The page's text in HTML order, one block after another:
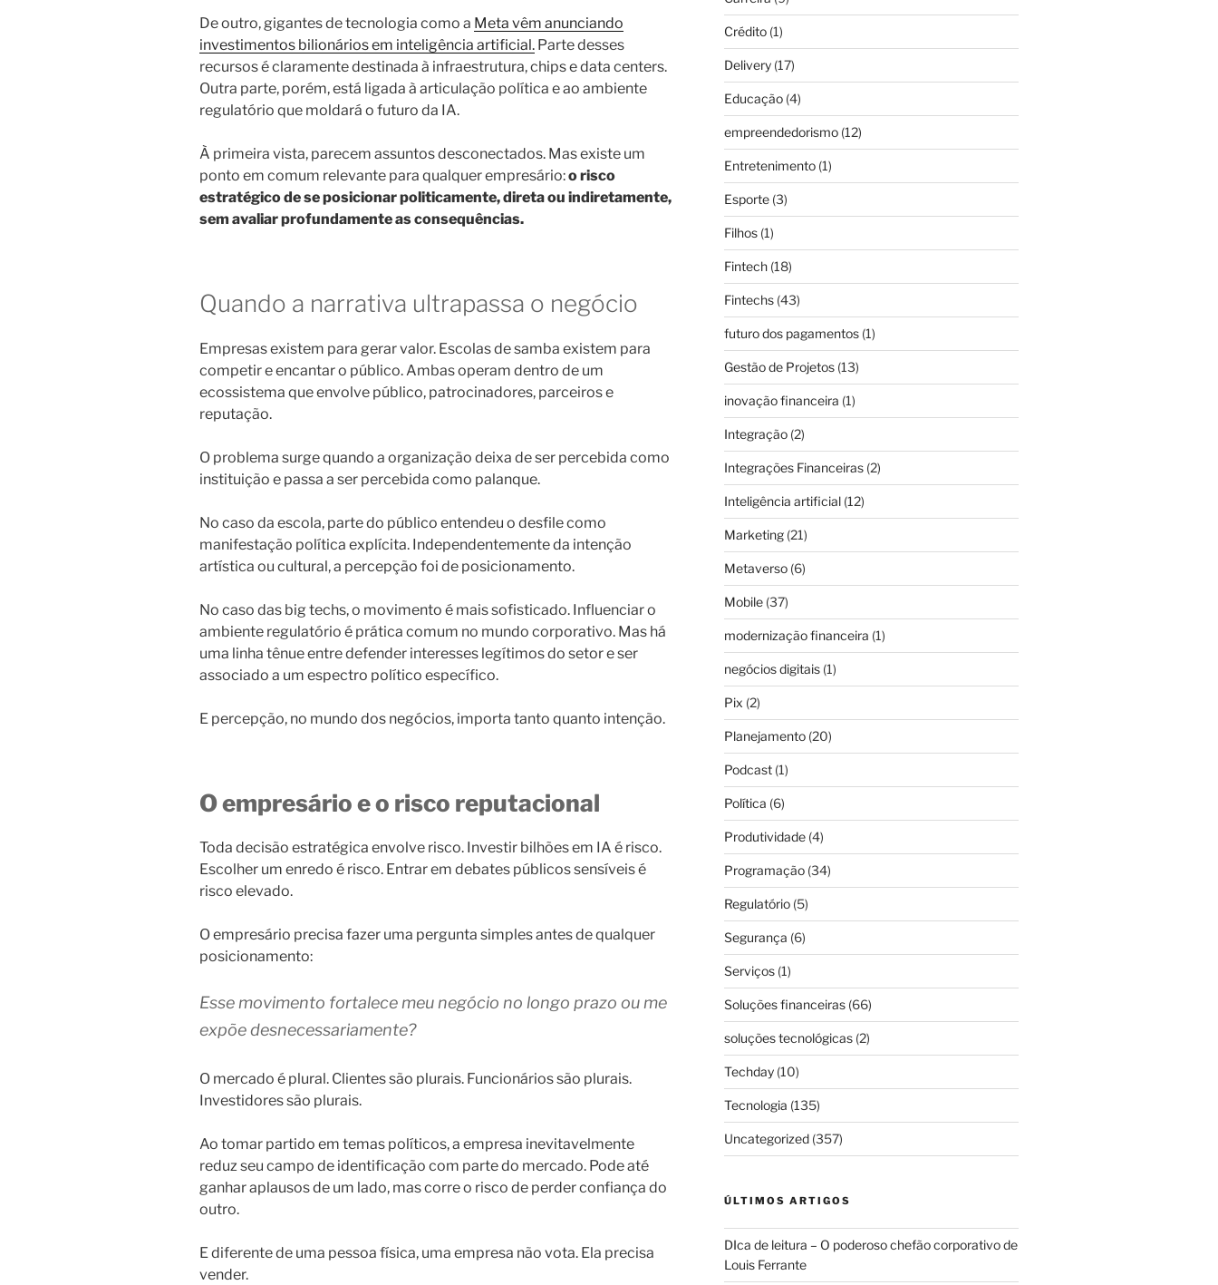
De outro, gigantes de tecnologia como a Meta vêm anunciando
investimentos bilionários em inteligência artificial. Parte desses
recursos é claramente destinada à infraestrutura, chips e data centers.
Outra parte, porém, está ligada à articulação política e ao ambiente
regulatório que moldará o futuro da IA.
À primeira vista, parecem assuntos desconectados. Mas existe um
ponto em comum relevante para qualquer empresário:o risco
estratégico de se posicionar politicamente, direta ou indiretamente,
sem avaliar profundamente as consequências.
Quando a narrativa ultrapassa o negócio
Empresas existem para gerar valor. Escolas de samba existem para
competir e encantar o público. Ambas operam dentro de um
ecossistema que envolve público, patrocinadores, parceiros e
reputação.
O problema surge quando a organização deixa de ser percebida como
instituição e passa a ser percebida como palanque.
No caso da escola, parte do público entendeu o desfile como
manifestação política explícita. Independentemente da intenção
artística ou cultural, a percepção foi de posicionamento.
No caso das big techs, o movimento é mais sofisticado. Influenciar o
ambiente regulatório é prática comum no mundo corporativo. Mas há
uma linha tênue entre defender interesses legítimos do setor e ser
associado a um espectro político específico.
E percepção, no mundo dos negócios, importa tanto quanto intenção.
O empresário e o risco reputacional
Toda decisão estratégica envolve risco. Investir bilhões em IA é risco.
Escolher um enredo é risco. Entrar em debates públicos sensíveis é
risco elevado.
O empresário precisa fazer uma pergunta simples antes de qualquer
posicionamento:
Esse movimento fortalece meu negócio no longo prazo ou me
expõe desnecessariamente?
O mercado é plural. Clientes são plurais. Funcionários são plurais.
Investidores são plurais.
Ao tomar partido em temas políticos, a empresa inevitavelmente
reduz seu campo de identificação com parte do mercado. Pode até
ganhar aplausos de um lado, mas corre o risco de perder confiança do
outro.
E diferente de uma pessoa física, uma empresa não vota. Ela precisa
vender.
Crédito(1)
Delivery(17)
Educação(4)
empreendedorismo(12)
Entretenimento(1)
Esporte(3)
Filhos(1)
Fintech(18)
Fintechs(43)
futuro dos pagamentos(1)
Gestão de Projetos(13)
inovação financeira (1)
Integração(2)
Integrações Financeiras(2)
Inteligência artificial(12)
Marketing(21)
Metaverso(6)
Mobile(37)
modernização financeira (1)
negócios digitais(1)
Pix (2)
Planejamento(20)
Podcast(1)
Política (6)
Produtividade(4)
Programação(34)
Regulatório(5)
Segurança (6)
Serviços(1)
Soluções financeiras(66)
soluções tecnológicas(2)
Techday(10)
Tecnologia (135)
Uncategorized(357)
ÚLTIMOS ARTIGOS
DIca de leitura – O poderoso chefão corporativo de
Louis Ferrante